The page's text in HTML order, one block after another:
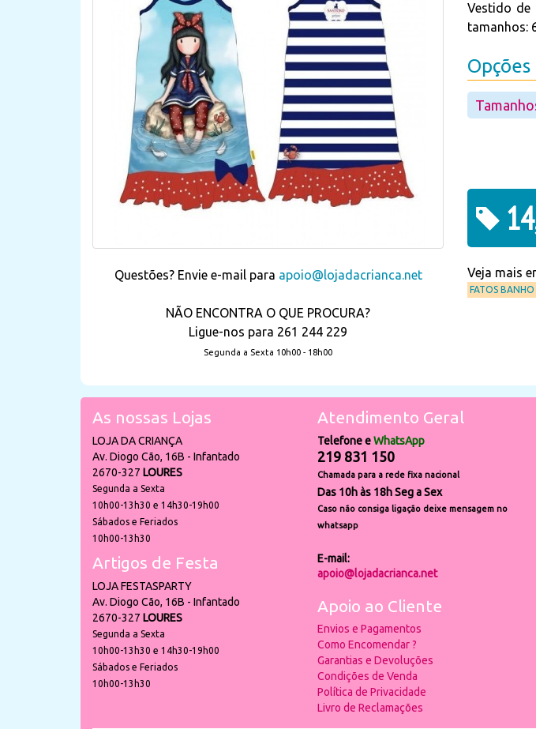
Questões? Envie e-mail para apoio@lojadacrianca.net
NÃO ENCONTRA O QUE PROCURA?
Ligue-nos para 261 244 229
Segunda a Sexta 10h00 - 18h00
Vestido de
tamanhos:
Veja mais
FATOS
As nossas Lojas
LOJA DA CRIANÇA
Av. Diogo Cão, 16B - Infantado
2670-327 LOURES
Segunda a Sexta
10h00-13h30 e 14h30-19h00
Sábados e Feriados
10h00-13h30
Artigos de Festa
LOJA FESTASPARTY
Av. Diogo Cão, 16B - Infantado
2670-327 LOURES
Segunda a Sexta
10h00-13h30 e 14h30-19h00
Sábados e Feriados
10h00-13h30
Atendimento Geral
Telefone eWhatsApp
219 831 150
Chamada para a rede fixa nacional
Das 10h às 18h Seg a Sex
Caso não consiga ligação deixe mensagem no
whatsapp
E-mail:
apoio@lojadacrianca.net
Apoio ao Cliente
Envios e Pagamentos
Como Encomendar ?
Garantias e Devoluções
Condições de Venda
Política de Privacidade
Livro de Reclamações